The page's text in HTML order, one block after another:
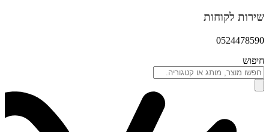
שירות לקוחות
0524478590
חיפוש